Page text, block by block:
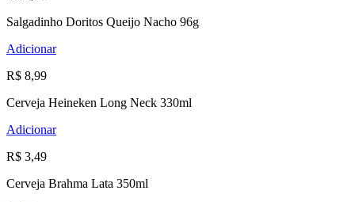
Salgadinho Doritos Queijo Nacho 96g
Adicionar
R$ 8,99
Cerveja Heineken Long Neck 330ml
Adicionar
R$ 3,49
Cerveja Brahma Lata 350ml